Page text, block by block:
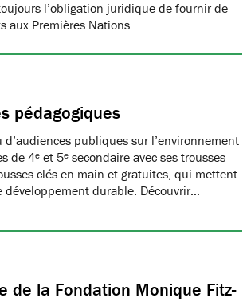
l’obligation juridique de fournir de
aux Premières Nations…
pédagogiques
d’audiences publiques sur l’environnement
de 4ᵉ et 5ᵉ secondaire avec ses trousses
clés en main et gratuites, qui mettent
durable. Découvrir…
de la Fondation Monique Fitz-